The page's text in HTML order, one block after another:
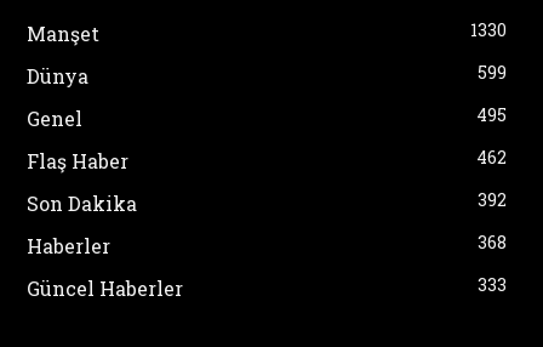
Manşet 1330
Dünya 599
Genel 495
Flaş Haber 462
Son Dakika 392
Haberler 368
Güncel Haberler 333